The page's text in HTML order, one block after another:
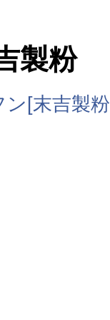
製粉
[末吉製